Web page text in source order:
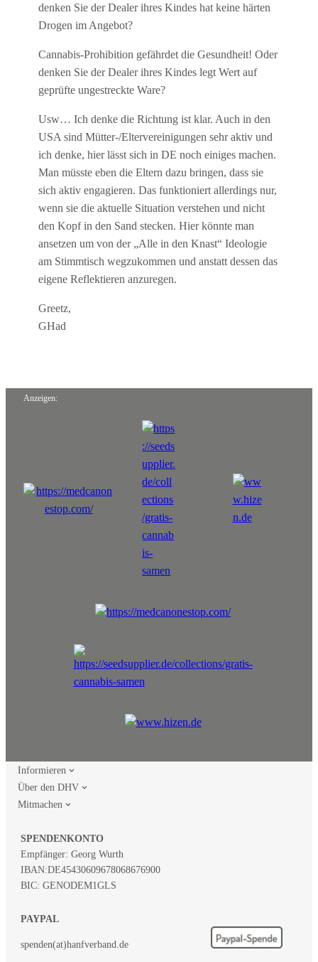
denken Sie der Dealer ihres Kindes hat keine härten
Drogen im Angebot?
Cannabis-Prohibition gefährdet die Gesundheit! Oder
denken Sie der Dealer ihres Kindes legt Wert auf
geprüfte ungestreckte Ware?
Usw… Ich denke die Richtung ist klar. Auch in den
USA sind Mütter-/Eltervereinigungen sehr aktiv und
ich denke, hier lässt sich in DE noch einiges machen.
Man müsste eben die Eltern dazu bringen, dass sie
sich aktiv engagieren. Das funktioniert allerdings nur,
wenn sie die aktuelle Situation verstehen und nicht
den Kopf in den Sand stecken. Hier könnte man
ansetzen um von der „Alle in den Knast“ Ideologie
am Stimmtisch wegzukommen und anstatt dessen das
eigene Reflektieren anzuregen.
Greetz,
GHad
Anzeigen:
Informieren
Über den DHV
Mitmachen
SPENDENKONTO
Empfänger: Georg Wurth
IBAN:DE45430609678068676900
BIC: GENODEM1GLS
PAYPAL
spenden(at)hanfverband.de